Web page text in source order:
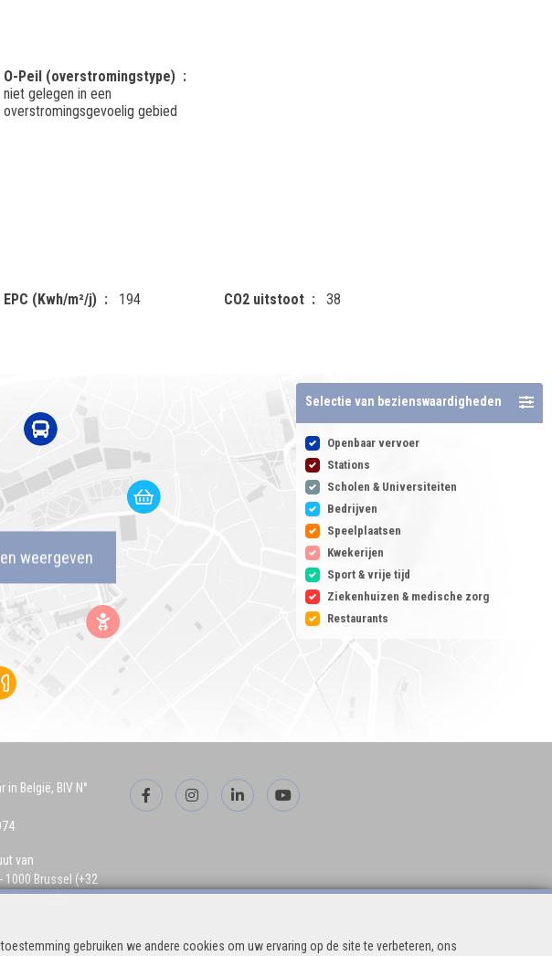
O-Peil (overstromingstype)
niet gelegen in een
overstromingsgevoelig gebied
EPC (Kwh/m²/j) 194 CO2 uitstoot 38
Selectie van bezienswaardigheden
Openbaar vervoer
Stations
Scholen & Universiteiten
Bedrijven
Speelplaatsen
Kwekerijen
Sport & vrije tijd
Ziekenhuizen & medische zorg
Restaurants
weergeven
gebruiken we andere cookies om uw ervaring op de site te verbeteren, ons
België, BIV N°
van
Brussel (+32
1, 1000